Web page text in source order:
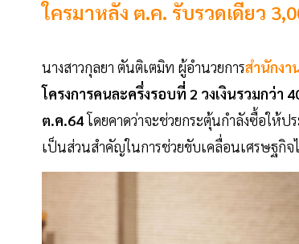
ใครมาหลัง ต.ค. รับรวดเดียว
นางสาวกุลยา ตันติเตมิท ผู้อำนวยการสำนักงา
โครงการคนละครึ่งรอบที่ 2 วงเงินรวมกว่า
ต.ค.64โดยคาดว่าจะช่วยกระตุ้นกำลังซื้อให้
เป็นส่วนสำคัญในการช่วยขับเคลื่อนเศรษฐกิจ